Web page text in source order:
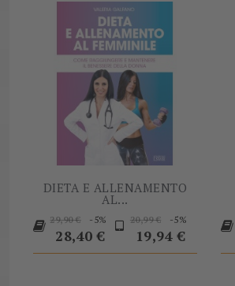
DIETA E ALLENAMENTO
AL...
Prezzo
base
29,90 € -5%
Prezzo
28,40 €
Prezzo
base
20,99 € -5%
19,94 €